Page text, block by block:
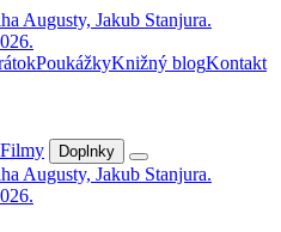
PoukážkyKnižný blogKontakt
Filmy Doplnky